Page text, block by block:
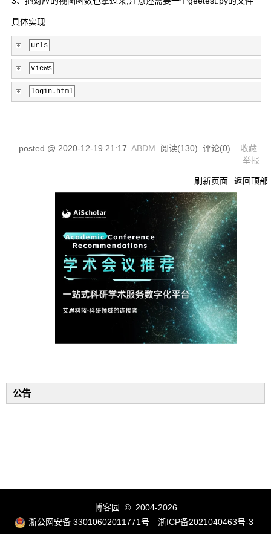
具体实现
urls
views
login.html
posted @ 2020-12-19 21:17 ABDM 阅读(130) 评论(0) 收藏
举报
刷新页面 返回顶部
公告
博客园
© 2004-2026
浙公网安备 33010602011771号
浙ICP备2021040463号-3